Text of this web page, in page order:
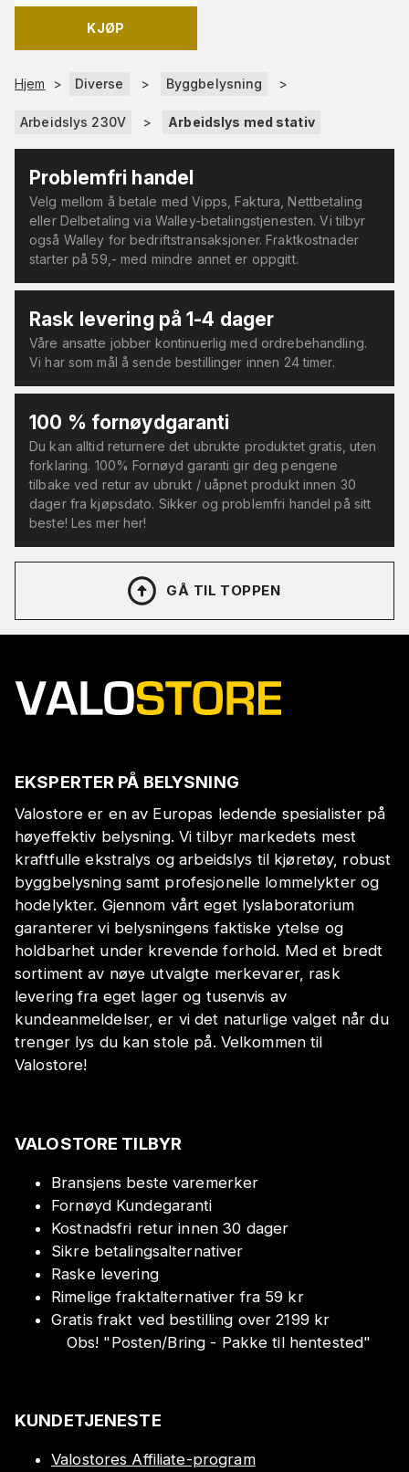
KJØP
Hjem > Diverse > Byggbelysning >
Arbeidslys 230V > Arbeidslys med stativ
Problemfri handel
Velg mellom å betale med Vipps, Faktura, Nettbetaling
eller Delbetaling via Walley-betalingstjenesten. Vi tilbyr
også Walley for bedriftstransaksjoner. Fraktkostnader
starter på 59,- med mindre annet er oppgitt.
Rask levering på 1-4 dager
Våre ansatte jobber kontinuerlig med ordrebehandling.
Vi har som mål å sende bestillinger innen 24 timer.
100 % fornøydgaranti
Du kan alltid returnere det ubrukte produktet gratis, uten
forklaring. 100% Fornøyd garanti gir deg pengene
tilbake ved retur av ubrukt / uåpnet produkt innen 30
dager fra kjøpsdato. Sikker og problemfri handel på sitt
beste! Les mer her!
GÅ TIL TOPPEN
EKSPERTER PÅ BELYSNING
Valostore er en av Europas ledende spesialister på
høyeffektiv belysning. Vi tilbyr markedets mest
kraftfulle ekstralys og arbeidslys til kjøretøy, robust
byggbelysning samt profesjonelle lommelykter og
hodelykter. Gjennom vårt eget lyslaboratorium
garanterer vi belysningens faktiske ytelse og
holdbarhet under krevende forhold. Med et bredt
sortiment av nøye utvalgte merkevarer, rask
levering fra eget lager og tusenvis av
kundeanmeldelser, er vi det naturlige valget når du
trenger lys du kan stole på. Velkommen til
Valostore!
VALOSTORE TILBYR
Bransjens beste varemerker
Fornøyd Kundegaranti
Kostnadsfri retur innen 30 dager
Sikre betalingsalternativer
Raske levering
Rimelige fraktalternativer fra 59 kr
Gratis frakt ved bestilling over 2199 kr
Obs! "Posten/Bring - Pakke til hentested"
KUNDETJENESTE
Valostores Affiliate-program